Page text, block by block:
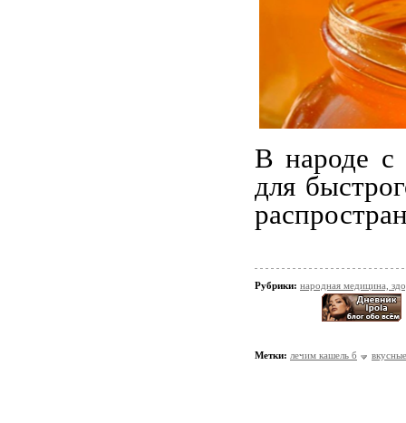
В народе с
для
Рубрики: народная медицина,
Метки: лечим кашель б